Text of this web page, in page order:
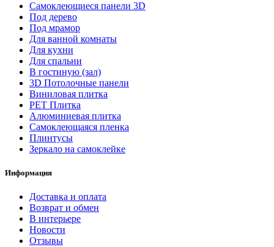
Самоклеющиеся панели 3D
Под дерево
Под мрамор
Для ванной комнаты
Для кухни
Для спальни
В гостиную (зал)
3D Потолочные панели
Виниловая плитка
PET Плитка
Алюминиевая плитка
Самоклеющаяся пленка
Плинтусы
Зеркало на самоклейке
Информация
Доставка и оплата
Возврат и обмен
В интерьере
Новости
Отзывы